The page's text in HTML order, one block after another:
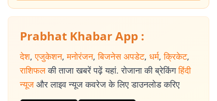
Prabhat Khabar App :
देश, एजुकेशन, मनोरंजन, बिजनेस अपडेट, धर्म, क्रिकेट,
राशिफल की ताजा खबरें पढ़ें यहां. रोजाना की ब्रेकिंग हिंदी
न्यूज और लाइव न्यूज कवरेज के लिए डाउनलोड करिए